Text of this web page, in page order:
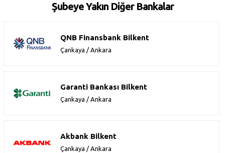
Şubeye Yakın Diğer Bankalar
QNB Finansbank Bilkent
Çankaya / Ankara
Garanti Bankası Bilkent
Çankaya / Ankara
Akbank Bilkent
Çankaya / Ankara